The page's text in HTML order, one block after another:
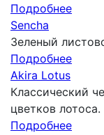
Подробнее
Sencha
Зеленый
Подробнее
Akira Lotus
Классический
цветков лотоса.
Подробнее